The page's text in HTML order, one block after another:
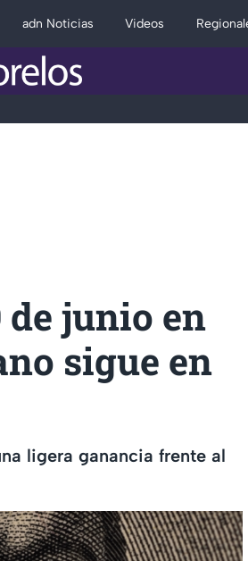
adn Noticias Videos
de junio en
sigue en
ligera ganancia frente al